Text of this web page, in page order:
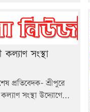
কল্যাণ সংস্থা
প্রতিবেদক- শ্রীপুরে
সংস্থা উদ্যোগে...